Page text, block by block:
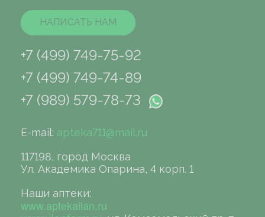
НАПИСАТЬ НАМ
+7 (499) 749-75-92
+7 (499) 749-74-89
+7 (989) 579-78-73
E-mail: apteka711@mail.ru
117198, город Москва
Ул. Академика Опарина, 4 корп. 1
Наши аптеки:
www.aptekailan.ru